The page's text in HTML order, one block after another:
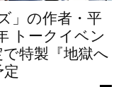
」の作者・平
トークイベン
特製『地獄へ